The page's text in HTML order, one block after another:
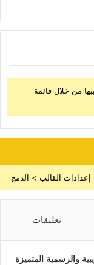
من خلال قائمة
تعليقات
والرسمية المتميزة